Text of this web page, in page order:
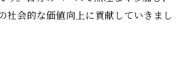
社会的な価値向上に貢献していきまし